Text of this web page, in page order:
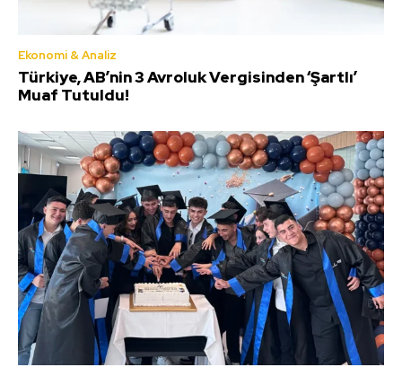
Ekonomi & Analiz
Türkiye, AB’nin 3 Avroluk Vergisinden ‘Şartlı’
Muaf Tutuldu!